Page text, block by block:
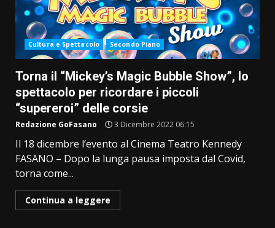
Cultura e Spettacolo Secondo Piano
Torna il “Mickey’s Magic Bubble Show”, lo
spettacolo per ricordare i piccoli
“supereroi” delle corsie
Redazione GoFasano 3 Dicembre 2022 06:15
Il 18 dicembre l’evento al Cinema Teatro Kennedy
FASANO – Dopo la lunga pausa imposta dal Covid,
torna come...
Continua a leggere